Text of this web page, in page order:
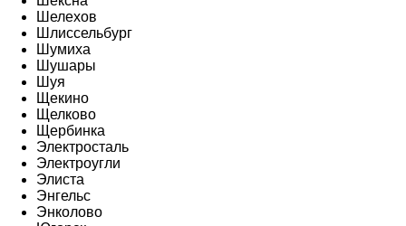
Шелехов
Шлиссельбург
Шумиха
Шушары
Шуя
Щекино
Щелково
Щербинка
Электросталь
Электроугли
Элиста
Энгельс
Энколово